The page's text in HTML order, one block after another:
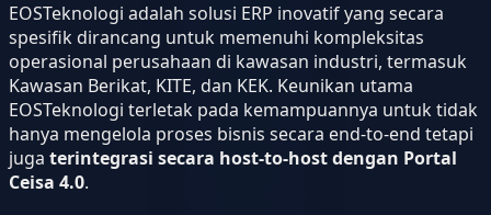
EOSTeknologi adalah solusi ERP inovatif yang secara
spesifik dirancang untuk memenuhi kompleksitas
operasional perusahaan di kawasan industri, termasuk
Kawasan Berikat, KITE, dan KEK. Keunikan utama
EOSTeknologi terletak pada kemampuannya untuk tidak
hanya mengelola proses bisnis secara end-to-end tetapi
juga terintegrasi secara host-to-host dengan Portal
Ceisa 4.0.